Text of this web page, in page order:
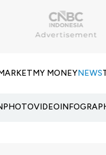
MY MONEYNEWS
PHOTOVIDEO